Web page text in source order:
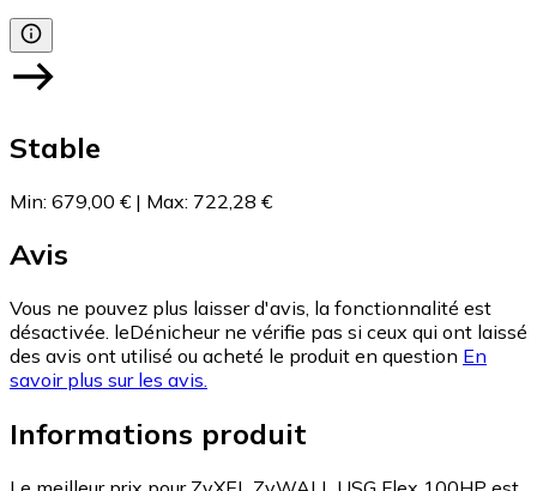
Stable
Min: 679,00 € | Max: 722,28 €
Avis
Vous ne pouvez plus laisser d'avis, la fonctionnalité est
désactivée. leDénicheur ne vérifie pas si ceux qui ont laissé
des avis ont utilisé ou acheté le produit en question En
savoir plus sur les avis.
Informations produit